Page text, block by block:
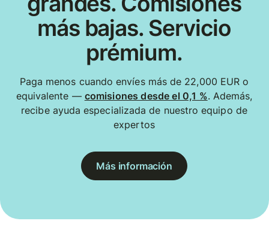
más bajas. Servicio
prémium.
Paga menos cuando envíes más de 22,000 EUR o
equivalente — comisiones desde el 0,1 %. Además,
recibe ayuda especializada de nuestro equipo de
expertos
Más información